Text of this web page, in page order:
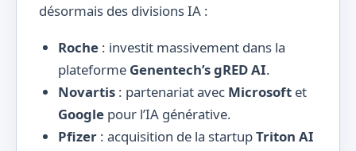
désormais des divisions IA :
Roche : investit massivement dans la
plateforme Genentech’s gRED AI.
Novartis : partenariat avec Microsoft et
Google pour l’IA générative.
Pfizer : acquisition de la startupTriton AI